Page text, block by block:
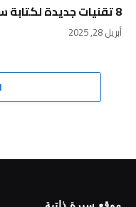
8 تقنيات جديدة لكتابة سيرة ذاتية تتحدى المنافسة
أبريل 28, 2025